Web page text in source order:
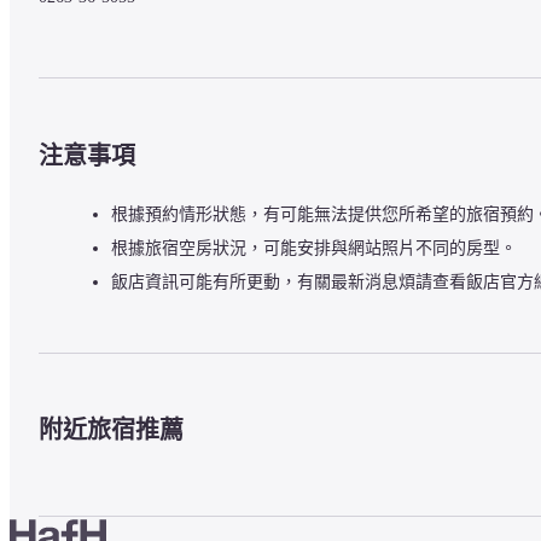
注意事項
根據預約情形狀態，有可能無法提供您所希望的旅宿預約
根據旅宿空房狀況，可能安排與網站照片不同的房型。
飯店資訊可能有所更動，有關最新消息煩請查看飯店官方
附近旅宿推薦